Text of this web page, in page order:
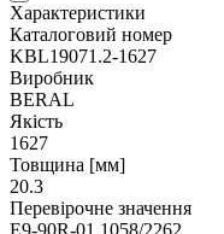
Характеристики
Каталоговий номер
KBL19071.2-1627
Виробник
BERAL
Якість
1627
Товщина [мм]
20.3
Перевірочне значення
E9-90R-01.1058/2262